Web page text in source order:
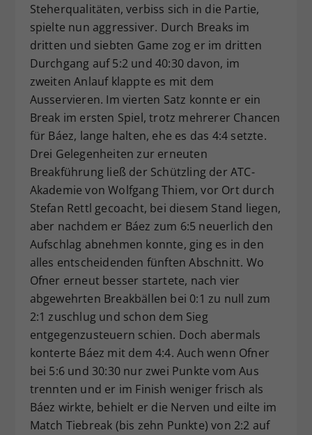
Steherqualitäten, verbiss sich in die Partie,
spielte nun aggressiver. Durch Breaks im
dritten und siebten Game zog er im dritten
Durchgang auf 5:2 und 40:30 davon, im
zweiten Anlauf klappte es mit dem
Ausservieren. Im vierten Satz konnte er ein
Break im ersten Spiel, trotz mehrerer Chancen
für Báez, lange halten, ehe es das 4:4 setzte.
Drei Gelegenheiten zur erneuten
Breakführung ließ der Schützling der ATC-
Akademie von Wolfgang Thiem, vor Ort durch
Stefan Rettl gecoacht, bei diesem Stand liegen,
aber nachdem er Báez zum 6:5 neuerlich den
Aufschlag abnehmen konnte, ging es in den
alles entscheidenden fünften Abschnitt. Wo
Ofner erneut besser startete, nach vier
abgewehrten Breakbällen bei 0:1 zu null zum
2:1 zuschlug und schon dem Sieg
entgegenzusteuern schien. Doch abermals
konterte Báez mit dem 4:4. Auch wenn Ofner
bei 5:6 und 30:30 nur zwei Punkte vom Aus
trennten und er im Finish weniger frisch als
Báez wirkte, behielt er die Nerven und eilte im
Match Tiebreak (bis zehn Punkte) von 2:2 auf